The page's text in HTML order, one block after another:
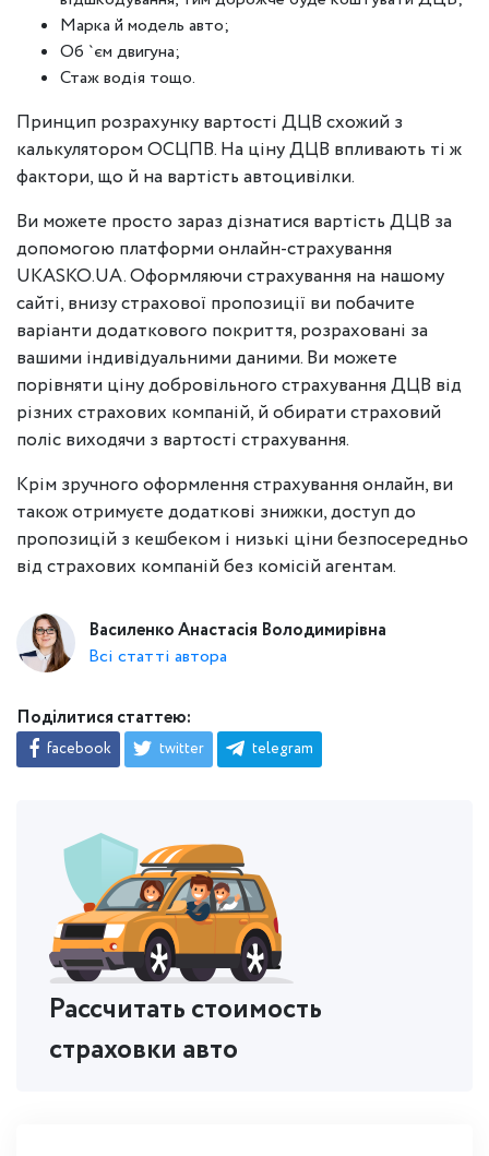
Рассчитать стоимость
страховки авто
Марка й модель авто;
Об `єм двигуна;
Стаж водія тощо.
Принцип розрахунку вартості ДЦВ схожий з
калькулятором ОСЦПВ. На ціну ДЦВ впливають ті ж
фактори, що й на вартість автоцивілки.
Ви можете просто зараз дізнатися вартість ДЦВ за
допомогою платформи онлайн-страхування
UKASKO.UA. Оформляючи страхування на нашому
сайті, внизу страхової пропозиції ви побачите
варіанти додаткового покриття, розраховані за
вашими індивідуальними даними. Ви можете
порівняти ціну добровільного страхування ДЦВ від
різних страхових компаній, й обирати страховий
поліс виходячи з вартості страхування.
Крім зручного оформлення страхування онлайн, ви
також отримуєте додаткові знижки, доступ до
пропозицій з кешбеком і низькі ціни безпосередньо
від страхових компаній без комісій агентам.
Василенко Анастасія Володимирівна
Всі статті автора
Поділитися статтею:
facebook twitter telegram